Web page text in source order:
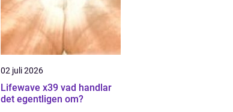
02 juli 2026
Lifewave x39 vad handlar
det egentligen om?